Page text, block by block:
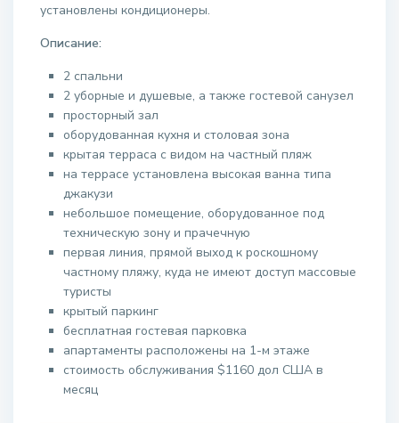
установлены кондиционеры.
Описание:
2 спальни
2 уборные и душевые, а также гостевой санузел
просторный зал
оборудованная кухня и столовая зона
крытая терраса с видом на частный пляж
на террасе установлена высокая ванна типа
джакузи
небольшое помещение, оборудованное под
техническую зону и прачечную
первая линия, прямой выход к роскошному
частному пляжу, куда не имеют доступ массовые
туристы
крытый паркинг
бесплатная гостевая парковка
апартаменты расположены на 1-м этаже
стоимость обслуживания $1160 дол США в
месяц